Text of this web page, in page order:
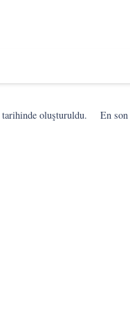
tarihinde oluşturuldu. En